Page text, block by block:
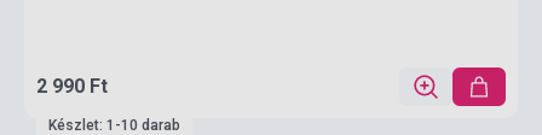
2 990 Ft
Készlet: 1-10 darab